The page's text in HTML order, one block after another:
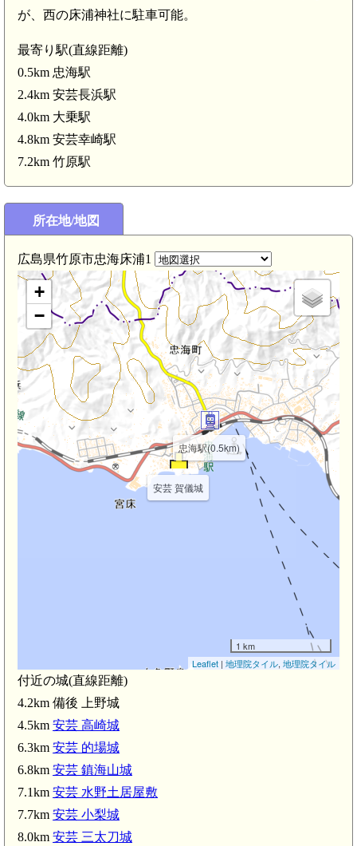
が、西の床浦神社に駐車可能。
最寄り駅(直線距離)
0.5km 忠海駅
2.4km 安芸長浜駅
4.0km 大乗駅
4.8km 安芸幸崎駅
7.2km 竹原駅
所在地/地図
広島県竹原市忠海床浦1
忠海駅(0.5km)
安芸 賀儀城
+
−
1 km
Leaflet | 地理院タイル, 地理院タイル
付近の城(直線距離)
4.2km 備後 上野城
4.5km 安芸 高崎城
6.3km 安芸 的場城
6.8km 安芸 鎮海山城
7.1km 安芸 水野土居屋敷
7.7km 安芸 小梨城
8.0km 安芸 三太刀城